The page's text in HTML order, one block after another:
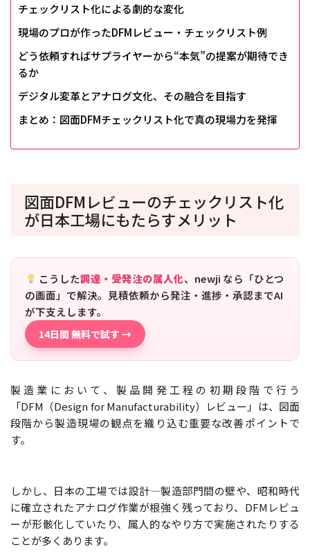
チェックリスト化による劇的な変化
現場のプロが作ったDFMレビュー・チェックリスト例
どう依頼すればサプライヤーから“本気”の提案が期待でき
るか
デジタル変革とアナログ文化、その融合を目指す
まとめ：図面DFMチェックリスト化で真の現場力を発揮
図面DFMレビューのチェックリスト化
が日本工場にもたらすメリット
こうした調達・受発注の属人化、newji なら「ひとつ
の画面」で解決。見積依頼から発注・進捗・承認までAI
が下支えします。
14日間 無料で試す →
製造業において、製品開発工程の初期段階で行う
「DFM（Design for Manufacturability）レビュー」は、図面
段階から製造現場の観点を織り込む重要な改善ポイントで
す。
しかし、日本の工場では設計—製造部門間の壁や、昭和時代
に確立されたアナログ作業が根強く残っており、DFMレビュ
ーが形骸化していたり、属人的なやり方で実施されたりする
ことが多くあります。